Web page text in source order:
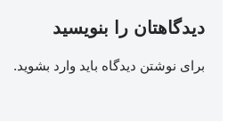
دیدگاهتان را بنویسید
برای نوشتن دیدگاه باید وارد بشوید.